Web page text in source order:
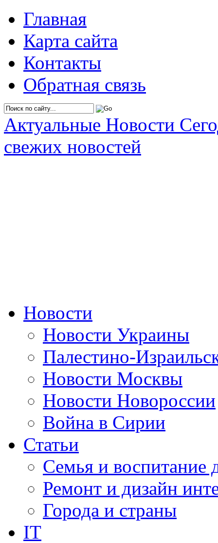
Главная
Карта сайта
Контакты
Обратная связь
Актуальные Новости
свежих новостей
Новости
Новости Украины
Палестино-
Новости Москвы
Новости Новороссии
Война в Сирии
Статьи
Семья и воспитание
Ремонт и дизайн
Города и страны
IT